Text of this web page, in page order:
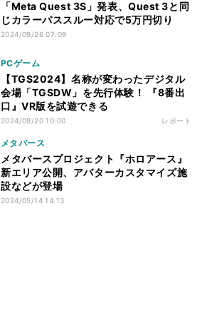
「Meta Quest 3S」発表、Quest 3と同
じカラーパススルー対応で5万円切り
2024/09/26 07:09
PCゲーム
【TGS2024】名称が変わったデジタル
会場「TGSDW」を先行体験！ 『8番出
口』VR版を試遊できる
2024/09/20 10:00 レポート
メタバース
メタバースプロジェクト『ホロアース』
新エリア公開、アバターカスタマイズ施
設などが登場
2024/05/14 14:13